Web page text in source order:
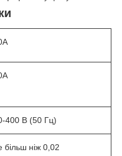
400 В (50 Гц)
більш ніж 0,02